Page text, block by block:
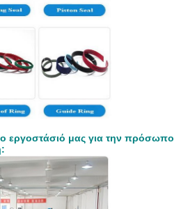
εργοστάσιό μας για την πρόσωπο